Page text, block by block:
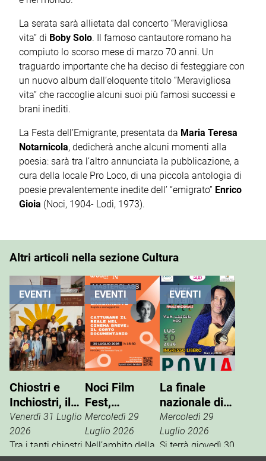
La serata sarà allietata dal concerto “Meravigliosa
vita” di Boby Solo. Il famoso cantautore romano ha
compiuto lo scorso mese di marzo 70 anni. Un
traguardo importante che ha deciso di festeggiare con
un nuovo album dall’eloquente titolo “Meravigliosa
vita” che raccoglie alcuni suoi più famosi successi e
brani inediti.
La Festa dell’Emigrante, presentata da Maria Teresa
Notarnicola, dedicherà anche alcuni momenti alla
poesia: sarà tra l’altro annunciata la pubblicazione, a
cura della locale Pro Loco, di una piccola antologia di
poesie prevalentemente inedite dell’ “emigrato” Enrico
Gioia (Noci, 1904- Lodi, 1973).
Altri articoli nella sezione Cultura
EVENTI
Chiostri e
Inchiostri, il
successo
della Gnostra
Kids
Venerdì 31 Luglio
2026
Tra i tanti chiostri,
EVENTI
Noci Film
Fest,
masterclass
con
Mariangela
Mercoledì 29
Luglio 2026
Nell’ambito della
EVENTI
La finale
nazionale di
“Nasce un
Talento”
Mercoledì 29
Luglio 2026
Si terrà giovedì 30